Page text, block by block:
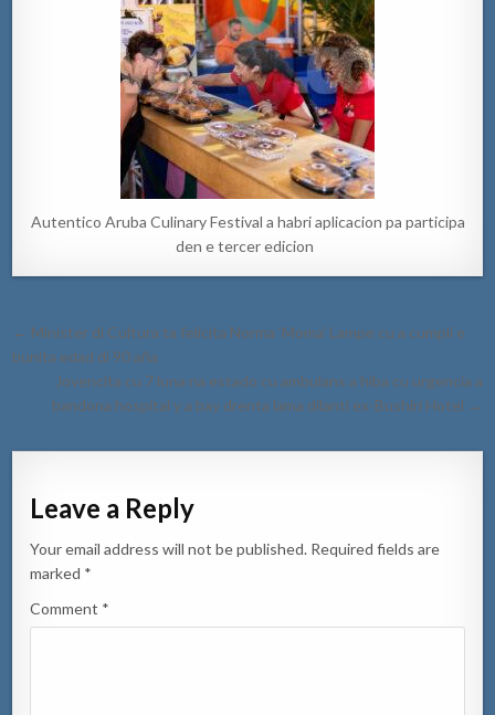
Autentico Aruba Culinary Festival a habri aplicacion pa participa
den e tercer edicion
Post
navigation
← Minister di Cultura ta felicita Norma ‘Moma’ Lampe cu a cumpli e
bunita edad di 90 aña
Jovencita cu 7 luna na estado cu ambulans a hiba cu urgencia a
bandona hospital y a bay drenta lama dilanti ex-Bushiri Hotel →
Leave a Reply
Your email address will not be published. Required fields are
marked *
Comment *